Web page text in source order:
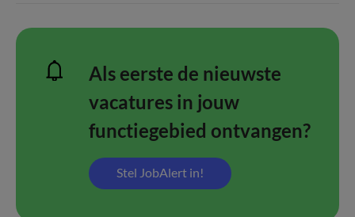
Als eerste de nieuwste
vacatures in jouw
functiegebied ontvangen?
Stel JobAlert in!